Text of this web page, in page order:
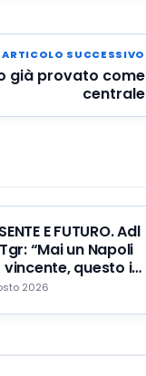
ARTICOLO SUCCESSIVO
già provato come
centrale
E FUTURO. Adl
“Mai un Napoli
questo il
ed il mio
2026